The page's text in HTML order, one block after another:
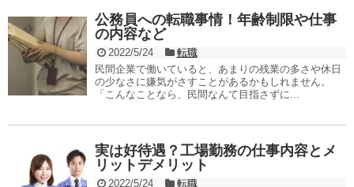
公務員への転職事情！年齢制限や仕事
の内容など
2022/5/24
転職
民間企業で働いていると、あまりの残業の多さや休日
の少なさに嫌気がさすことがあるかもしれません。
「こんなことなら、民間なんて目指さずに...
実は好待遇？工場勤務の仕事内容とメ
リットデメリット
2022/5/24
転職